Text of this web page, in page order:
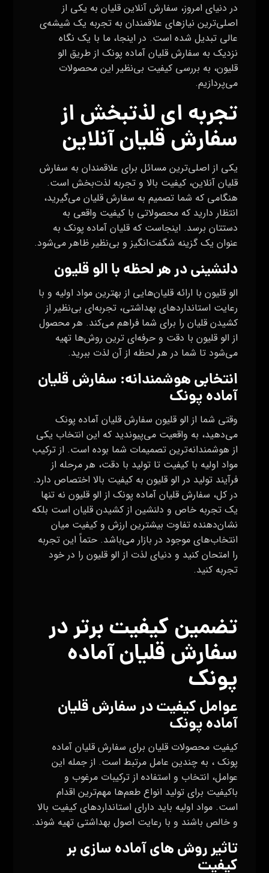
در دنیای امروز، سفارش آنلاین قلیان به یکی از
اصلی‌ترین نیازهای علاقمندان به تجربه یک شیشه‌ی
عالی تبدیل شده است. در اینجا، ما با یک نگاه
نزدیک به سفارش قلیان آماده پونک از طریق الو
قلیون، به بررسی کیفیت بی‌نظیر این محصولات
می‌پردازیم.
تجربه‌ ای لذتبخش از
سفارش قلیان آنلاین
یکی از اصلی‌ترین مسائل برای علاقمندان به سفارش
قلیان آنلاین، کیفیت بالا و تجربه لذت‌بخش است.
هنگامی که شما تصمیم به سفارش قلیان می‌گیرید،
انتظار دارید که محصولاتی با کیفیت واقعی به
دستتان برسد. اینجاست که قلیان آماده پونک به
عنوان یک گزینه شگفت‌انگیز و بی‌نظیر ظاهر می‌شود.
دلنشینی در هر لحظه با الو قلیون
الو قلیون با ارائه قلیان‌هایی از بهترین مواد اولیه و با
رعایت استانداردهای بهداشتی، تجربه‌ای بی‌نظیر از
کشیدن قلیان را برای شما فراهم می‌کند. هر محصول
از الو قلیون با دقت و حرفه‌ای ترین روش‌ها تهیه
می‌شود تا شما در هر لحظه از آن لذت ببرید.
انتخابی هوشمندانه: سفارش قلیان
آماده پونک
وقتی شما از الو قلیون سفارش قلیان آماده پونک
می‌دهید، به واقعیت می‌پیوندید که این انتخاب یکی
از هوشمندانه‌ترین تصمیمات شما بوده است. از ترکیب
مواد اولیه با کیفیت تا تولید با دقت، هر مرحله از
فرآیند تولید در الو قلیون به کیفیت بالا اختصاص دارد.
در کل، سفارش قلیان آماده پونک از الو قلیون نه تنها
یک تجربه خاص و دلنشین از کشیدن قلیان است بلکه
نشان‌دهنده تفاوت بیشترین ارزش و کیفیت میان
انتخاب‌های موجود در بازار می‌باشد. حتماً این تجربه
را امتحان کنید و دنیای لذت از الو قلیون را در خود
تجربه کنید.
تضمین کیفیت برتر در
سفارش قلیان آماده
پونک
عوامل کیفیت در سفارش قلیان
آماده پونک
کیفیت محصولات قلیان برای سفارش قلیان آماده
پونک ، به چندین عامل مرتبط است. از جمله این
عوامل، انتخاب و استفاده از ترکیبات مرغوب و
باکیفیت برای تولید انواع طعم‌ها مهم‌ترین اقدام
است. مواد اولیه باید دارای استانداردهای کیفیت بالا
و خالص باشند و با رعایت اصول بهداشتی تهیه شوند.
تاثیر روش‌ های آماده سازی بر
کیفیت